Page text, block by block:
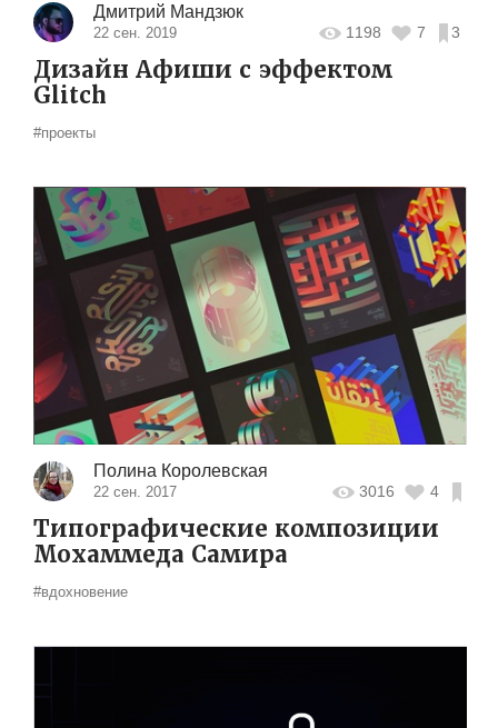
Дмитрий Мандзюк
22 сен. 2019 1198 7 3
Дизайн Афиши с эффектом
Glitch
#проекты
Полина Королевская
22 сен. 2017 3016 4
Типографические композиции
Мохаммеда Самира
#вдохновение